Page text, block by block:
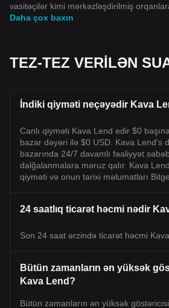
vasitəçilər kimi mərkəzləşdirilmiş
Daha çox baxın
TEZ-TEZ VERİLƏN
İndiki qiyməti neçəyədir Kava
Canlı qiyməti Kava Lend edir $0
bazar dəyəri ilə $0 USD. Kava Lend's
bazarında 24/7 davamlı fəaliyyət
dalğalanmalara məruz qalır. Kava
qiyməti və onun tarixi məlumatları
24 saatlıq ticarət həcmi nədir
Son 24 saat ərzində ticarət həcmi
Bütün zamanların ən yüksək
Kava Lend?
Bütün zamanların ən yüksək